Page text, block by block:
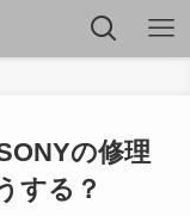
の修理
する？